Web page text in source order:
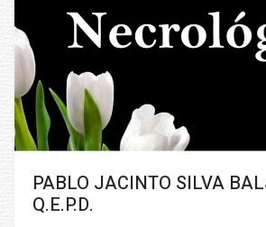
PABLO JACINTO SILVA
Q.E.P.D.